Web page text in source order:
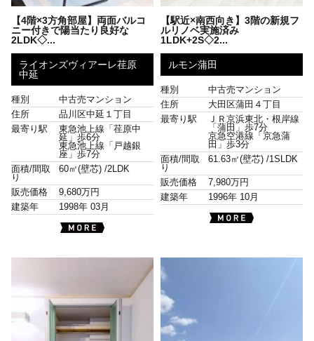
【4階×3方角部屋】両面バルコ
ニー付きで陽当たり良好な
2LDK◇...
ライオンズヴィアーレ荏原
中延
種別
中古売マンション
住所
品川区中延１丁目
最寄り駅
東急池上線「荏原中
延」歩6分
東急池上線「戸越銀
座」歩7分
面積/間取
り
60㎡(壁芯) /2LDK
販売価格
9,680万円
建築年
1998年 03月
【駅近×南西向き】3階の新規フ
ルリノベ実施済み
1LDK+2S◇2...
ルモン蒲田
種別
中古売マンション
住所
大田区蒲田４丁目
最寄り駅
ＪＲ京浜東北・根岸線
「蒲田」歩7分
京急空港線「京急蒲
田」歩3分
面積/間取
り
61.63㎡(壁芯) /1SLDK
販売価格
7,980万円
建築年
1996年 10月